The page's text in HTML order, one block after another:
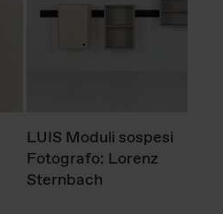
LUIS Moduli sospesi
Fotografo: Lorenz
Sternbach